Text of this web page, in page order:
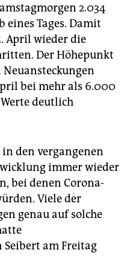
2.034
Tages. Damit
April wieder die
Der Höhepunkt
bei mehr als 6.000
deutlich
den vergangenen
immer wieder
bei denen Corona-
Viele der
genau auf solche
Seibert am Freitag